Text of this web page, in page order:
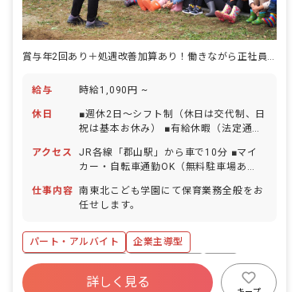
賞与年2回あり＋処遇改善加算あり！働きながら正社員を目指したい方も歓迎
給与 時給1,090円 ~
休日
■週休2日～シフト制（休日は交代制、日
祝は基本お休み） ■有給休暇（法定通り
月のシフトを出しています。 ・パートさ
んはほぼ希望休日でお休みが取れます。
・お休みの相談がしやすく、急な体調不
良による休みの相談も柔軟に対応してい
アクセス
JR各線「郡山駅」から車で10分 ■マイ
カー・自転車通勤OK（無料駐車場あ
仕事内容 南東北こども学園にて保育業務全般をお
任せします。
パート・アルバイト
企業主導型
ボーナス・賞与あり
社会保険完備
有給
福利厚生充実
残業少なめ 昇給昇進あり
詳しく見る